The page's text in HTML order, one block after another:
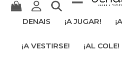
ocultar
móvil
DENAIS ¡A JUGAR!
¡A VESTIRSE! ¡AL COLE!